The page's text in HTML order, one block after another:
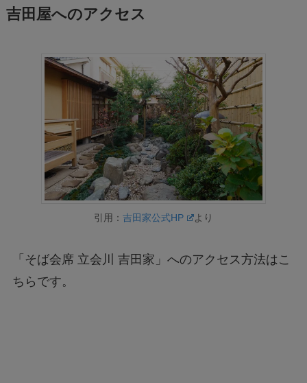
吉田屋へのアクセス
引用：吉田家公式HP より
「そば会席 立会川 吉田家」へのアクセス方法はこ
ちらです。